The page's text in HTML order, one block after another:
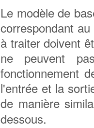
Le modèle de
correspondant
à traiter doivent
ne peuvent
fonctionnement
l'entrée et la
de manière
dessous.